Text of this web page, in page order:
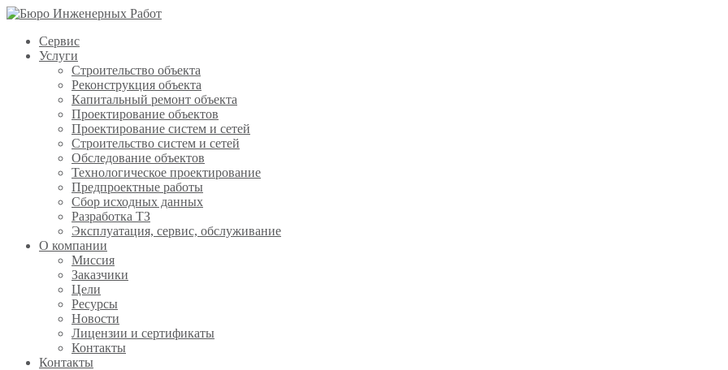
Сервис
Услуги
Строительство объекта
Реконструкция объекта
Капитальный ремонт объекта
Проектирование объектов
Проектирование систем и сетей
Строительство систем и сетей
Обследование объектов
Технологическое проектирование
Предпроектные работы
Сбор исходных данных
Разработка ТЗ
Эксплуатация, сервис, обслуживание
О компании
Миссия
Заказчики
Цели
Ресурсы
Новости
Лицензии и сертификаты
Контакты
Контакты